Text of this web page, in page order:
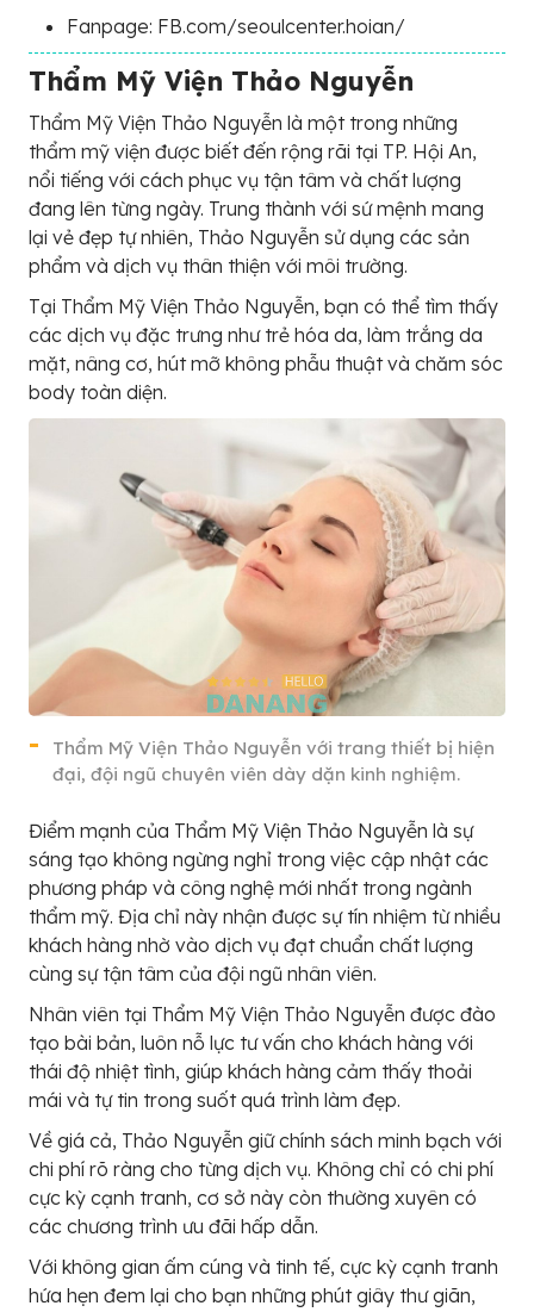
Fanpage: FB.com/seoulcenter.hoian/
Thẩm Mỹ Viện Thảo Nguyễn
Thẩm Mỹ Viện Thảo Nguyễn là một trong những
thẩm mỹ viện được biết đến rộng rãi tại TP. Hội An,
nổi tiếng với cách phục vụ tận tâm và chất lượng
đang lên từng ngày. Trung thành với sứ mệnh mang
lại vẻ đẹp tự nhiên, Thảo Nguyễn sử dụng các sản
phẩm và dịch vụ thân thiện với môi trường.
Tại Thẩm Mỹ Viện Thảo Nguyễn, bạn có thể tìm thấy
các dịch vụ đặc trưng như trẻ hóa da, làm trắng da
mặt, nâng cơ, hút mỡ không phẫu thuật và chăm sóc
body toàn diện.
Thẩm Mỹ Viện Thảo Nguyễn với trang thiết bị hiện
đại, đội ngũ chuyên viên dày dặn kinh nghiệm.
Điểm mạnh của Thẩm Mỹ Viện Thảo Nguyễn là sự
sáng tạo không ngừng nghỉ trong việc cập nhật các
phương pháp và công nghệ mới nhất trong ngành
thẩm mỹ. Địa chỉ này nhận được sự tín nhiệm từ nhiều
khách hàng nhờ vào dịch vụ đạt chuẩn chất lượng
cùng sự tận tâm của đội ngũ nhân viên.
Nhân viên tại Thẩm Mỹ Viện Thảo Nguyễn được đào
tạo bài bản, luôn nỗ lực tư vấn cho khách hàng với
thái độ nhiệt tình, giúp khách hàng cảm thấy thoải
mái và tự tin trong suốt quá trình làm đẹp.
Về giá cả, Thảo Nguyễn giữ chính sách minh bạch với
chi phí rõ ràng cho từng dịch vụ. Không chỉ có chi phí
cực kỳ cạnh tranh, cơ sở này còn thường xuyên có
các chương trình ưu đãi hấp dẫn.
Với không gian ấm cúng và tinh tế, cực kỳ cạnh tranh
hứa hẹn đem lại cho bạn những phút giây thư giãn,